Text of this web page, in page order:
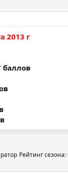
2013 г
баллов
Рейтинг сезона: